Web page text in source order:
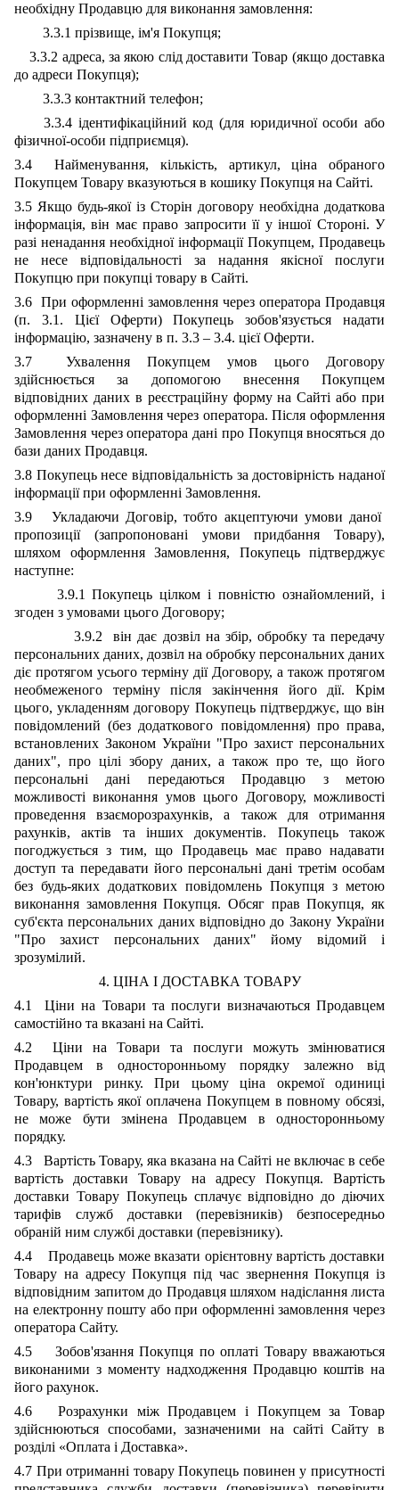
необхідну Продавцю для виконання замовлення:
3.3.1 прізвище, ім'я Покупця;
3.3.2 адреса, за якою слід доставити Товар (якщо доставка
до адреси Покупця);
3.3.3 контактний телефон;
3.3.4 ідентифікаційний код (для юридичної особи або
фізичної-особи підприємця).
3.4 Найменування, кількість, артикул, ціна обраного
Покупцем Товару вказуються в кошику Покупця на Сайті.
3.5 Якщо будь-якої із Сторін договору необхідна додаткова
інформація, він має право запросити її у іншої Стороні. У
разі ненадання необхідної інформації Покупцем, Продавець
не несе відповідальності за надання якісної послуги
Покупцю при покупці товару в Сайті.
3.6 При оформленні замовлення через оператора Продавця
(п. 3.1. Цієї Оферти) Покупець зобов'язується надати
інформацію, зазначену в п. 3.3 – 3.4. цієї Оферти.
3.7 Ухвалення Покупцем умов цього Договору
здійснюється за допомогою внесення Покупцем
відповідних даних в реєстраційну форму на Сайті або при
оформленні Замовлення через оператора. Після оформлення
Замовлення через оператора дані про Покупця вносяться до
бази даних Продавця.
3.8 Покупець несе відповідальність за достовірність наданої
інформації при оформленні Замовлення.
3.9 Укладаючи Договір, тобто акцептуючи умови даної
пропозиції (запропоновані умови придбання Товару),
шляхом оформлення Замовлення, Покупець підтверджує
наступне:
3.9.1 Покупець цілком і повністю ознайомлений, і
згоден з умовами цього Договору;
3.9.2 він дає дозвіл на збір, обробку та передачу
персональних даних, дозвіл на обробку персональних даних
діє протягом усього терміну дії Договору, а також протягом
необмеженого терміну після закінчення його дії. Крім
цього, укладенням договору Покупець підтверджує, що він
повідомлений (без додаткового повідомлення) про права,
встановлених Законом України "Про захист персональних
даних", про цілі збору даних, а також про те, що його
персональні дані передаються Продавцю з метою
можливості виконання умов цього Договору, можливості
проведення взаєморозрахунків, а також для отримання
рахунків, актів та інших документів. Покупець також
погоджується з тим, що Продавець має право надавати
доступ та передавати його персональні дані третім особам
без будь-яких додаткових повідомлень Покупця з метою
виконання замовлення Покупця. Обсяг прав Покупця, як
суб'єкта персональних даних відповідно до Закону України
"Про захист персональних даних" йому відомий і
зрозумілий.
4. ЦІНА І ДОСТАВКА ТОВАРУ
4.1 Ціни на Товари та послуги визначаються Продавцем
самостійно та вказані на Сайті.
4.2 Ціни на Товари та послуги можуть змінюватися
Продавцем в односторонньому порядку залежно від
кон'юнктури ринку. При цьому ціна окремої одиниці
Товару, вартість якої оплачена Покупцем в повному обсязі,
не може бути змінена Продавцем в односторонньому
порядку.
4.3 Вартість Товару, яка вказана на Сайті не включає в себе
вартість доставки Товару на адресу Покупця. Вартість
доставки Товару Покупець сплачує відповідно до діючих
тарифів служб доставки (перевізників) безпосередньо
обраній ним службі доставки (перевізнику).
4.4 Продавець може вказати орієнтовну вартість доставки
Товару на адресу Покупця під час звернення Покупця із
відповідним запитом до Продавця шляхом надіслання листа
на електронну пошту або при оформленні замовлення через
оператора Сайту.
4.5 Зобов'язання Покупця по оплаті Товару вважаються
виконаними з моменту надходження Продавцю коштів на
його рахунок.
4.6 Розрахунки між Продавцем і Покупцем за Товар
здійснюються способами, зазначеними на сайті Сайту в
розділі «Оплата і Доставка».
4.7 При отриманні товару Покупець повинен у присутності